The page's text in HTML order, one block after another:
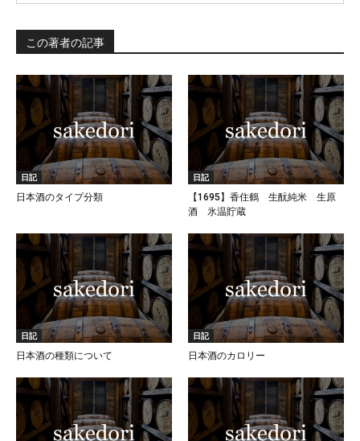
この著者の記事
日記
日本酒のタイプ分類
日記
【1695】香住鶴 生酛純米 生原
酒 氷温貯蔵
日記
日本酒の種類について
日記
日本酒のカロリー